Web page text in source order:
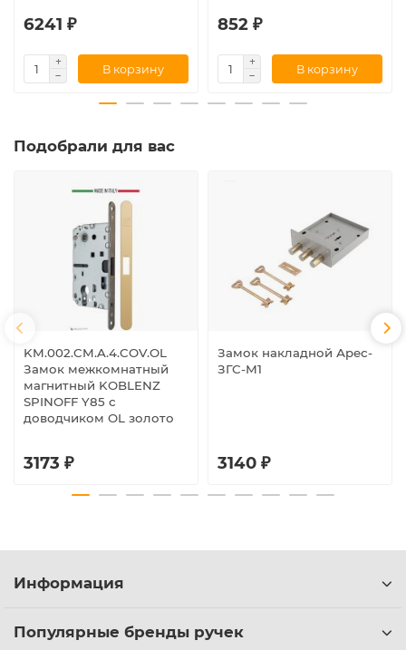
6241 ₽
В корзину
852 ₽
В корзину
Подобрали для вас
KM.002.CM.A.4.COV.OL
Замок межкомнатный
магнитный KOBLENZ
SPINOFF Y85 с
доводчиком OL золото
3173 ₽
Замок накладной Арес-
ЗГС-М1
3140 ₽
Информация
Популярные бренды ручек